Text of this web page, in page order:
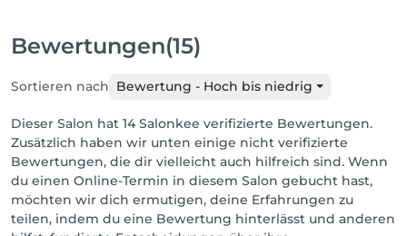
Bewertungen(15)
Sortieren nach Bewertung - Hoch bis niedrig
Dieser Salon hat 14 Salonkee verifizierte Bewertungen.
Zusätzlich haben wir unten einige nicht verifizierte
Bewertungen, die dir vielleicht auch hilfreich sind. Wenn
du einen Online-Termin in diesem Salon gebucht hast,
möchten wir dich ermutigen, deine Erfahrungen zu
teilen, indem du eine Bewertung hinterlässt und anderen